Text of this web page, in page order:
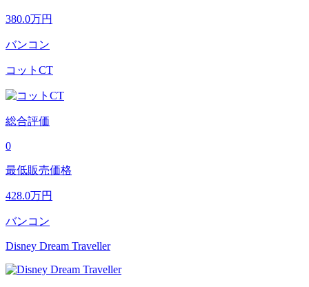
380.0万円
バンコン
コットCT
総合評価
0
最低販売価格
428.0万円
バンコン
Disney Dream Traveller